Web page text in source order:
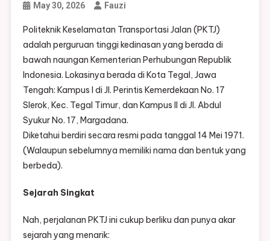
May 30, 2026 Fauzi
Politeknik Keselamatan Transportasi Jalan (PKTJ)
adalah perguruan tinggi kedinasan yang berada di
bawah naungan Kementerian Perhubungan Republik
Indonesia. Lokasinya berada di Kota Tegal, Jawa
Tengah: Kampus I di Jl. Perintis Kemerdekaan No. 17
Slerok, Kec. Tegal Timur, dan Kampus II di Jl. Abdul
Syukur No. 17, Margadana.
Diketahui berdiri secara resmi pada tanggal 14 Mei 1971.
(Walaupun sebelumnya memiliki nama dan bentuk yang
berbeda).
Sejarah Singkat
Nah, perjalanan PKTJ ini cukup berliku dan punya akar
sejarah yang menarik: